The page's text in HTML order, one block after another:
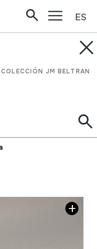
COLECCIÓN JM BELTRAN
ES